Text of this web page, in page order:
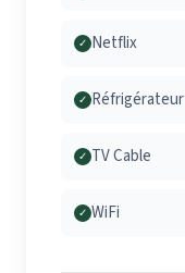
✓ Netflix
✓ Réfrigérateur
✓ TV Cable
✓ WiFi